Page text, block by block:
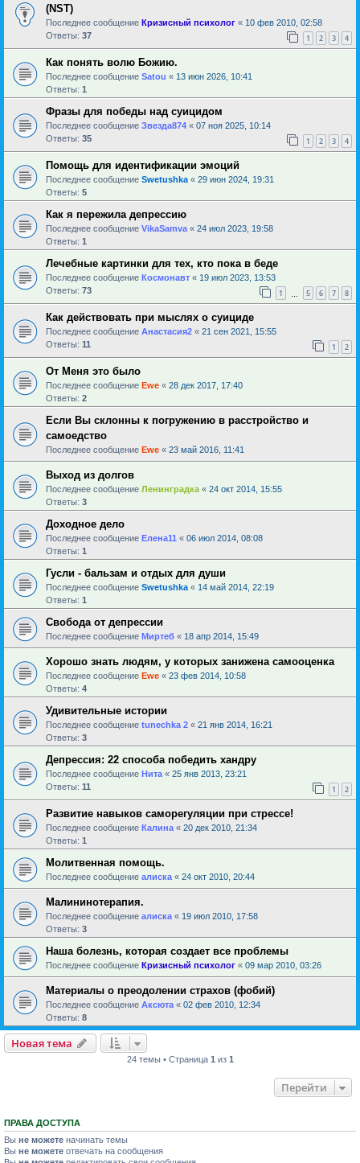
(NST)
Последнее сообщение Кризисный психолог « 10 фев 2010, 02:58
Ответы: 37 1 2 3 4
Как понять волю Божию.
Последнее сообщение Satou « 13 июн 2026, 10:41
Ответы: 1
Фразы для победы над суицидом
Последнее сообщение Звезда874 « 07 ноя 2025, 10:14
Ответы: 35 1 2 3 4
Помощь для идентификации эмоций
Последнее сообщение Swetushka « 29 июн 2024, 19:31
Ответы: 5
Как я пережила депрессию
Последнее сообщение VikaSamva « 24 июл 2023, 19:58
Ответы: 1
Лечебные картинки для тех, кто пока в беде
Последнее сообщение Космонавт « 19 июл 2023, 13:53
Ответы: 73 1 5 6 7 8
Как действовать при мыслях о суициде
Последнее сообщение Анастасия2 « 21 сен 2021, 15:55
Ответы: 11 1 2
От Меня это было
Последнее сообщение Ewe « 28 дек 2017, 17:40
Ответы: 2
Если Вы склонны к погружению в расстройство и
самоедство
Последнее сообщение Ewe « 23 май 2016, 11:41
Выход из долгов
Последнее сообщение Ленинградка « 24 окт 2014, 15:55
Ответы: 3
Доходное дело
Последнее сообщение Елена11 « 06 июл 2014, 08:08
Ответы: 1
Гусли - бальзам и отдых для души
Последнее сообщение Swetushka « 14 май 2014, 22:19
Ответы: 1
Свобода от депрессии
Последнее сообщение Миртеб « 18 апр 2014, 15:49
Хорошо знать людям, у которых занижена самооценка
Последнее сообщение Ewe « 23 фев 2014, 10:58
Ответы: 4
Удивительные истории
Последнее сообщение tunechka 2 « 21 янв 2014, 16:21
Ответы: 3
Депрессия: 22 способа победить хандру
Последнее сообщение Нита « 25 янв 2013, 23:21
Ответы: 11 1 2
Развитие навыков саморегуляции при стрессе!
Последнее сообщение Калина « 20 дек 2010, 21:34
Ответы: 1
Молитвенная помощь.
Последнее сообщение алиска « 24 окт 2010, 20:44
Малининотерапия.
Последнее сообщение алиска « 19 июл 2010, 17:58
Ответы: 3
Наша болезнь, которая создает все проблемы
Последнее сообщение Кризисный психолог « 09 мар 2010, 03:26
Материалы о преодолении страхов (фобий)
Последнее сообщение Аксюта « 02 фев 2010, 12:34
Ответы: 8
Новая тема
24 темы • Страница 1 из 1
Перейти
ПРАВА ДОСТУПА
Вы не можете начинать темы
Вы не можете отвечать на сообщения